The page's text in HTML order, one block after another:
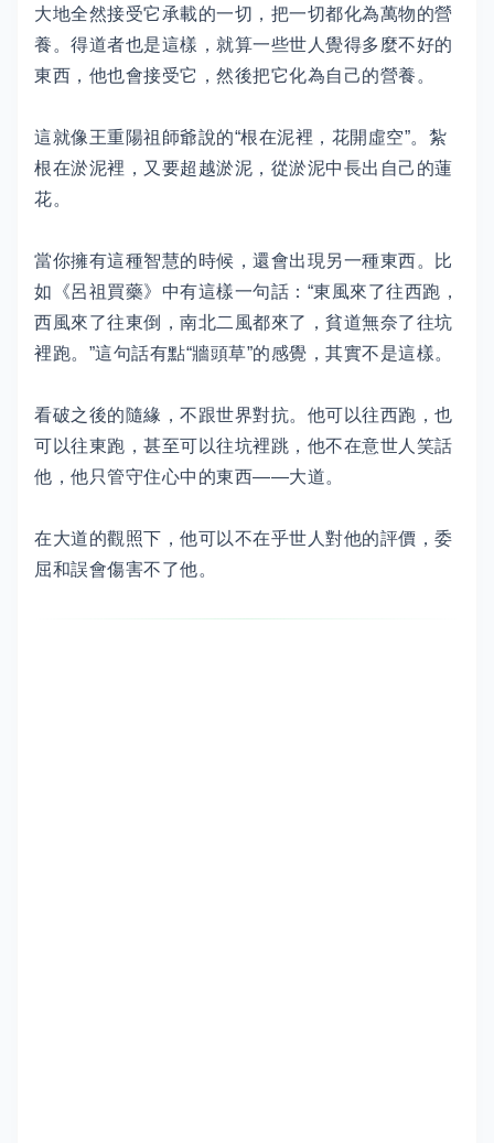
大地全然接受它承載的一切，把一切都化為萬物的營
養。得道者也是這樣，就算一些世人覺得多麼不好的
東西，他也會接受它，然後把它化為自己的營養。
這就像王重陽祖師爺說的“根在泥裡，花開虛空”。紮
根在淤泥裡，又要超越淤泥，從淤泥中長出自己的蓮
花。
當你擁有這種智慧的時候，還會出現另一種東西。比
如《呂祖買藥》中有這樣一句話：“東風來了往西跑，
西風來了往東倒，南北二風都來了，貧道無奈了往坑
裡跑。”這句話有點“牆頭草”的感覺，其實不是這樣。
看破之後的隨緣，不跟世界對抗。他可以往西跑，也
可以往東跑，甚至可以往坑裡跳，他不在意世人笑話
他，他只管守住心中的東西——大道。
在大道的觀照下，他可以不在乎世人對他的評價，委
屈和誤會傷害不了他。